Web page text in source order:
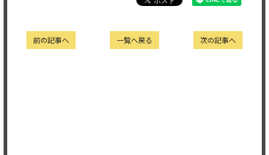
次の記事へ
一覧へ戻る
前の記事へ